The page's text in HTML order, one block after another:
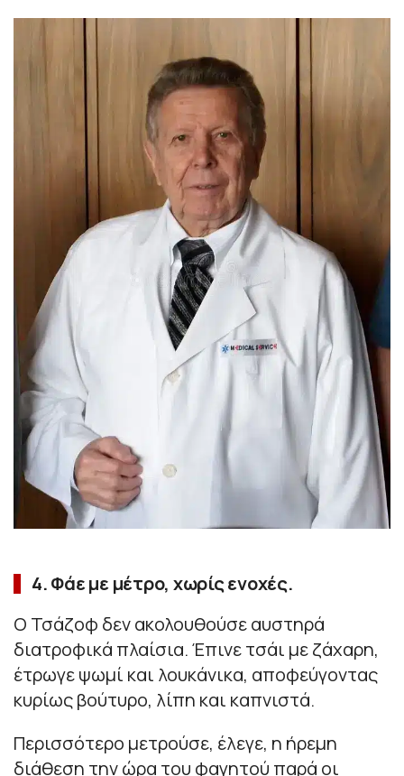
4. Φάε με μέτρο, χωρίς ενοχές.
Ο Τσάζοφ δεν ακολουθούσε αυστηρά
διατροφικά πλαίσια. Έπινε τσάι με ζάχαρη,
έτρωγε ψωμί και λουκάνικα, αποφεύγοντας
κυρίως βούτυρο, λίπη και καπνιστά.
Περισσότερο μετρούσε, έλεγε, η ήρεμη
διάθεση την ώρα του φαγητού παρά οι